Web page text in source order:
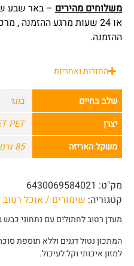
משלוחים מהירים – באר שבע
ההזמנה.
החזרות ואחריות
שלב בחיים
בוגר
יצרן
PET
משקל האריזה
85 גרם
מק"ט: 6430069584021
קטגוריה: שימורים / אוכל רטוב
מעדן רטוב לחתולים עם נתחוני כבש
המתכון נטול דגנים וללא תוספת
למזון איכותי וקל לעיכול.